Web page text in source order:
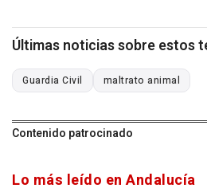
Últimas noticias sobre estos
Guardia Civil maltrato animal
Contenido patrocinado
Lo más leído en Andalucía